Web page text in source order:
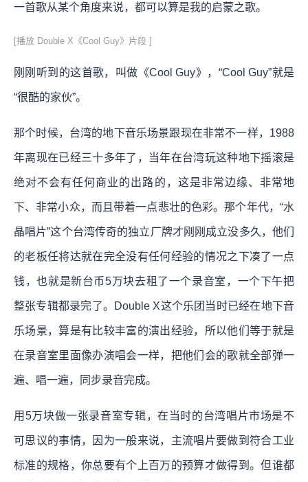
一首歌从某个角度来说，都可以算是我的启蒙之歌。
[播放 Double X《Cool Guy》片段 ]
刚刚听到的这首歌，叫做《Cool Guy》，“Cool Guy”就是
“很酷的家伙”。
那个时候，台湾的地下音乐场景跟现在非常不一样，1988
年离现在已经三十多年了，当年在台湾玩这种地下摇滚是
绝对不会有任何商业的出路的，这是非常边缘、非常地
下、非常小众，而且带着一点悲壮的色彩。那个年代，“水
晶唱片”这个台湾传奇的独立厂牌才刚刚成立没多久，他们
的老板任将达就在完全没有任何经验的情况之下凑了一点
钱，也就是新台币5万块去租了一个录音室，一个下午把
整张专辑都录完了。Double X这个乐团当时已经在地下音
乐场景，算是有比较丰富的演出经验，所以他们等于就是
在录音室里面像办演唱会一样，把他们会的歌就全部弹一
遍、唱一遍，同步录音完成。
用5万块做一张录音室专辑，在当时的台湾唱片市场是不
可思议的事情，因为一般来说，主流唱片要做到符合工业
标准的规格，你总要有个上百万的预算才做得到。但谁都